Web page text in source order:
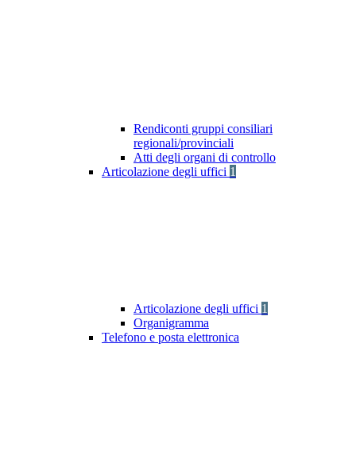
Rendiconti gruppi consiliari
regionali/provinciali
Atti degli organi di controllo
Articolazione degli uffici 1
Articolazione degli uffici 1
Organigramma
Telefono e posta elettronica